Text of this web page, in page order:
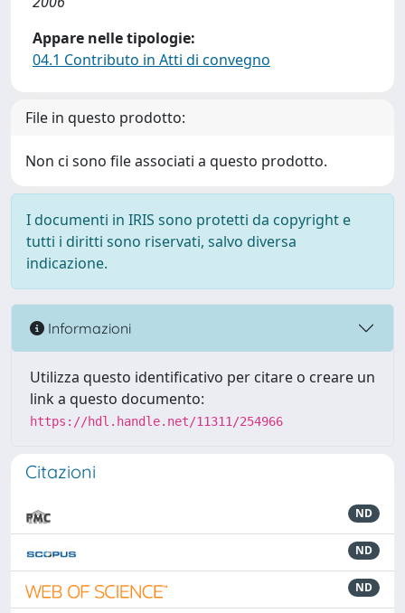
Appare nelle tipologie:
04.1 Contributo in Atti di convegno
File in questo prodotto:
Non ci sono file associati a questo prodotto.
I documenti in IRIS sono protetti da copyright e
tutti i diritti sono riservati, salvo diversa
indicazione.
Informazioni
Utilizza questo identificativo per citare o creare un
link a questo documento:
https://hdl.handle.net/11311/254966
Citazioni
ND
ND
ND